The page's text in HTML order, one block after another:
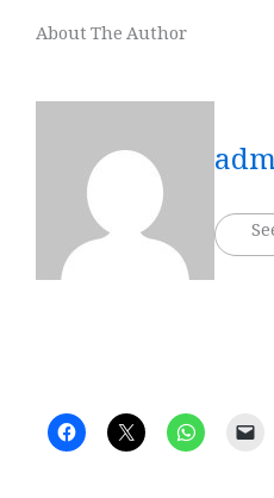
About The Author